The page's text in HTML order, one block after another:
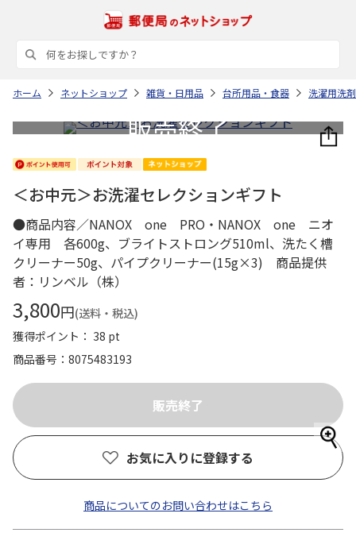
ホーム ネットショップ 雑貨・日用品 台所用品・食器 洗濯用洗剤
＜お中元＞お洗濯セレクションギフト
●商品内容／NANOX one PRO・NANOX one ニオ
イ専用 各600g、ブライトストロング510ml、洗たく槽
クリーナー50g、パイプクリーナー(15g×3) 商品提供
者：リンベル（株）
3,800円(送料・税込)
獲得ポイント： 38 pt
商品番号
8075483193
お気に入りに登録する
商品についてのお問い合わせはこちら